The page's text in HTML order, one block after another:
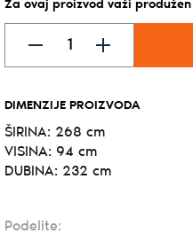
Za ovaj proizvod važi
DIMENZIJE PROIZVODA
ŠIRINA: 268 cm
VISINA: 94 cm
DUBINA: 232 cm
Podelite: